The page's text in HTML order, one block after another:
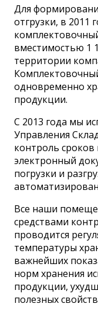
Для
отгрузки, в 2011
вместимостью 1
территории
одновременно
продукции.
С 2013 года мы
Управления
контроль сроков
электронный
погрузки и
Все наши
средствами
проводится
температуры
важнейших
норм хранения
продукции,
полезных